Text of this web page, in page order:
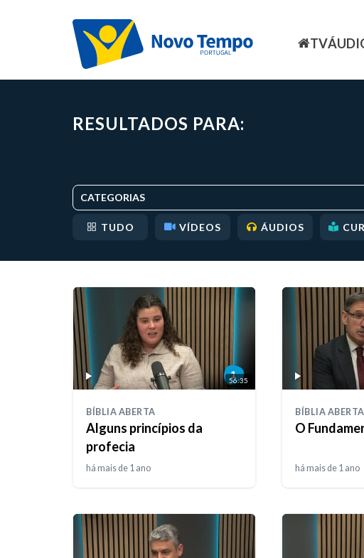
TV
RESULTADOS PARA:
CATEGORIAS
TUDO VÍDEOS ÁUDIOS
56:35
BÍBLIA ABERTA
Alguns princípios da
profecia
há mais de 1 ano
BÍBLIA ABERTA
O
há mais de 1 ano